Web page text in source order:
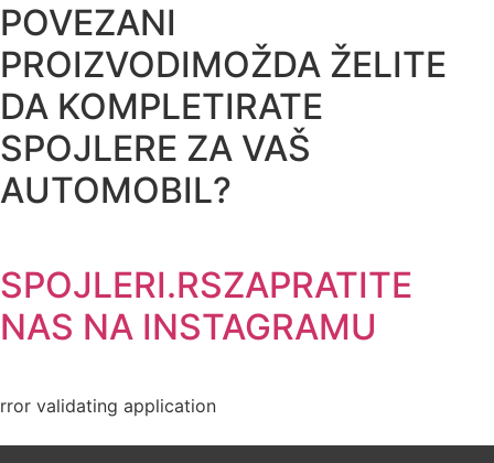
POVEZANI
PROIZVODIMOŽDA ŽELITE
DA KOMPLETIRATE
SPOJLERE ZA VAŠ
AUTOMOBIL?
SPOJLERI.RSZAPRATITE
NAS NA INSTAGRAMU
validating application